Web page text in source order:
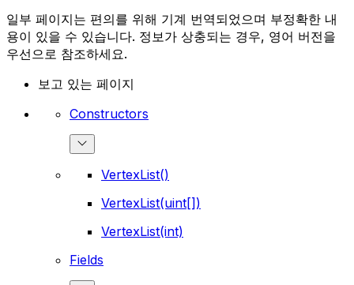
일부 페이지는 편의를 위해 기계 번역되었으며 부정확한 내
용이 있을 수 있습니다. 정보가 상충되는 경우, 영어 버전을
우선으로 참조하세요.
보고 있는 페이지
Constructors
VertexList()
VertexList(uint[])
VertexList(int)
Fields